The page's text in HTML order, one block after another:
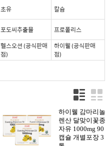
초유 칼슘
포도씨추출물 프로폴리스
헬스오션 (공식판매
점)
하이웰 (공식판매
점)
하이웰 감마리놀
렌산 달맞이꽃종
자유 1000mg 90
캡슐 개별포장 3